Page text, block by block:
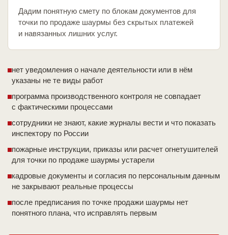
Дадим понятную смету по блокам документов для
точки по продаже шаурмы без скрытых платежей
и навязанных лишних услуг.
нет уведомления о начале деятельности или в нём
указаны не те виды работ
программа производственного контроля не совпадает
с фактическими процессами
сотрудники не знают, какие журналы вести и что показать
инспектору по России
пожарные инструкции, приказы или расчет огнетушителей
для точки по продаже шаурмы устарели
кадровые документы и согласия по персональным данным
не закрывают реальные процессы
после предписания по точке продажи шаурмы нет
понятного плана, что исправлять первым